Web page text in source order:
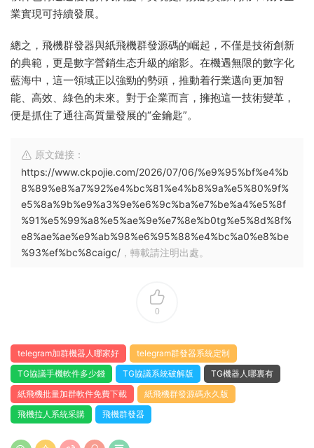
業實現可持續發展。
總之，飛機群發器與紙飛機群發源碼的崛起，不僅是技術創新
的典範，更是數字營銷生态升級的縮影。在機遇無限的數字化
藍海中，這一領域正以強勁的勢頭，推動着行業邁向更加智
能、高效、綠色的未來。對于企業而言，擁抱這一技術變革，
便是抓住了通往高質量發展的“金鑰匙”。
原文鏈接：
https://www.ckpojie.com/2026/07/06/%e9%95%bf%e4%b
8%89%e8%a7%92%e4%bc%81%e4%b8%9a%e5%80%9f%
e5%8a%9b%e9%a3%9e%e6%9c%ba%e7%be%a4%e5%8f
%91%e5%99%a8%e5%ae%9e%e7%8e%b0tg%e5%8d%8f%
e8%ae%ae%e9%ab%98%e6%95%88%e4%bc%a0%e8%be
%93%ef%bc%8caigc/ ，轉載請注明出處。
0
telegram加群機器人哪家好
telegram群發器系統定制
TG協議手機軟件多少錢
TG協議系統破解版
TG機器人哪裏有
紙飛機批量加群軟件免費下載
紙飛機群發源碼永久版
飛機拉人系統采購
飛機群發器